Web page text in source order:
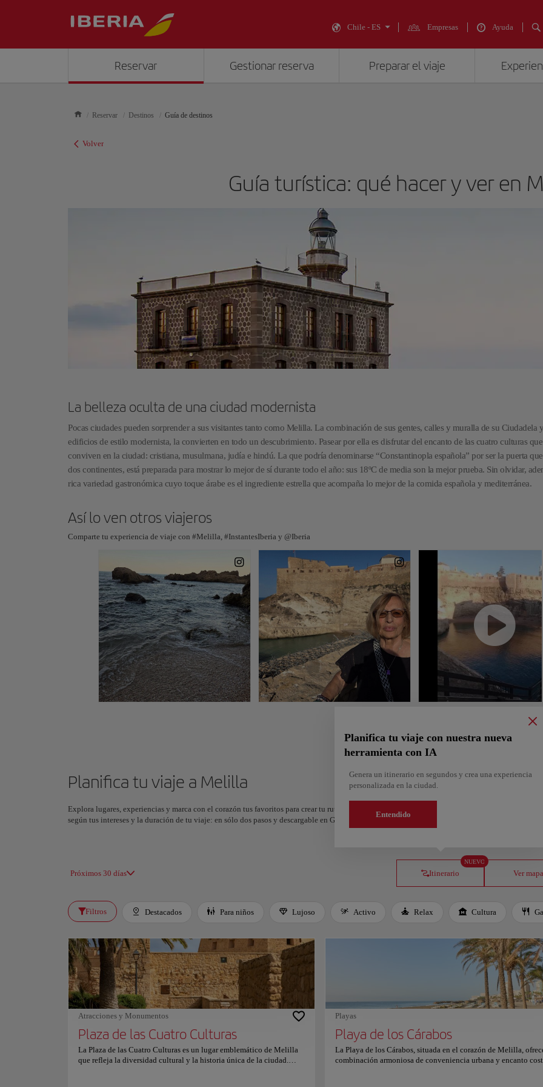
Chile - ES Empresas Ayuda
Reservar Gestionar reserva Preparar el viaje
Reservar Destinos Guía de destinos
Volver
Guía turística: qué hacer y ver en
La belleza oculta de una ciudad modernista
Pocas ciudades pueden sorprender a sus visitantes tanto como Melilla. La combinación de sus gentes, calles y muralla de su Ciudadela y
edificios de estilo modernista, la convierten en todo un descubrimiento. Pasear por ella es disfrutar del encanto de las cuatro culturas que
conviven en la ciudad: cristiana, musulmana, judía e hindú. La que podría denominarse “Constantinopla española” por ser la puerta
dos continentes, está preparada para mostrar lo mejor de sí durante todo el año: sus 18ºC de media son la mejor prueba. Sin olvidar,
rica variedad gastronómica cuyo toque árabe es el ingrediente estrella que acompaña lo mejor de la comida española y mediterránea.
Así lo ven otros viajeros
Comparte tu experiencia de viaje con #Melilla, #InstantesIberia y @Iberia
Planifica tu viaje a Melilla
Explora lugares, experiencias y marca con el corazón tus favoritos para crear tu ruta y compartirla. ¿Quieres más ideas? Obtén un itinerario
según tus intereses y la duración de tu viaje: en sólo dos pasos y descargable en Google Maps.
Próximos 30 días Itinerario
NUEVO
Planifica tu viaje con nuestra nueva
herramienta con IA
Genera un itinerario en segundos y crea una experiencia
personalizada en la ciudad.
Entendido
Ver mapa
Filtros Destacados Para niños Lujoso Activo Relax Cultura
Atracciones y Monumentos
Plaza de las Cuatro Culturas
La Plaza de las Cuatro Culturas es un lugar emblemático de Melilla
que refleja la diversidad cultural y la historia única de la ciudad.
Playas
Playa de los Cárabos
La Playa de los Cárabos, situada en el corazón de Melilla,
combinación armoniosa de conveniencia urbana y encanto